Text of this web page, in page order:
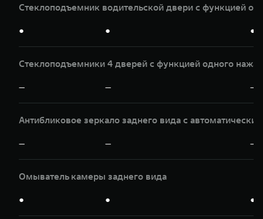
Стеклоподъемник водительской двери с функцией
● ● ●
Стеклоподъемники 4 дверей с функцией одного
— — —
Антибликовое зеркало заднего вида с
— — —
Омыватель камеры заднего вида
● ● ●